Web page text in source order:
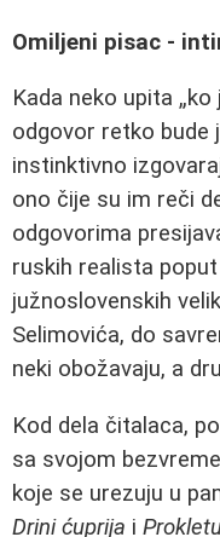
Omiljeni pisac -
Kada neko upita „ko
odgovor retko bude
instinktivno
ono čije su im reči
odgovorima
ruskih realista
južnoslovenskih
Selimovića, do
neki obožavaju, a
Kod dela čitalaca,
sa svojom
koje se urezuju u
Drini ćuprija i